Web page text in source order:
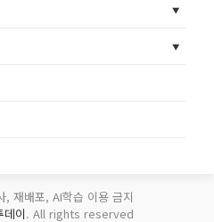
, 재배포, AI학습 이용 금지
데이. All rights reserved